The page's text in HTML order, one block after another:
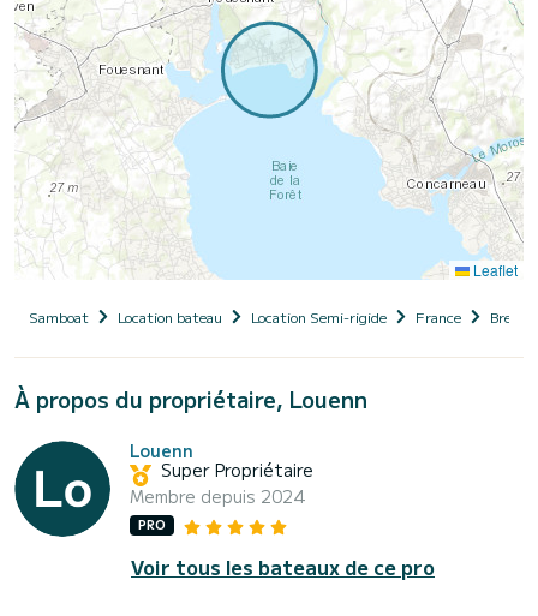
Leaflet
Samboat Location bateau Location Semi-rigide France
À propos du propriétaire, Louenn
Louenn
Super Propriétaire
Membre depuis 2024
PRO
Voir tous les bateaux de ce pro